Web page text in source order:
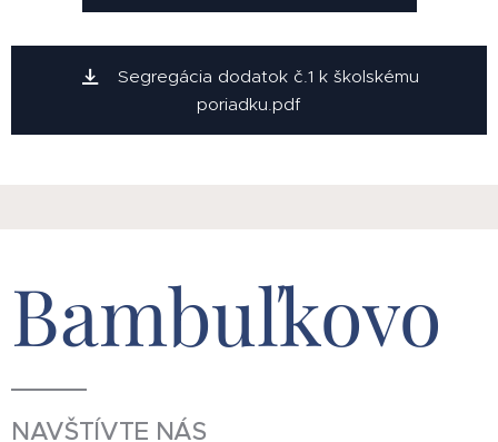
Segregácia dodatok č.1 k školskému
poriadku.pdf
Bambuľkovo
NAVŠTÍVTE NÁS